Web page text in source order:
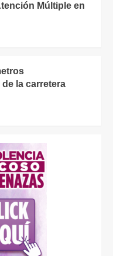
Múltiple en
la carretera